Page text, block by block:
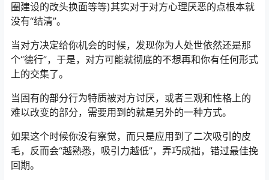
圈建设的改头换面等等)其实对于对方心理厌恶的点根本就
没有“结清”。
当对方决定给你机会的时候，发现你为人处世依然还是那
个“德行”，于是，对方可能就彻底的不想再和你有任何形式
上的交集了。
当固有的部分行为特质被对方讨厌，或者三观和性格上的
难以改变的部分，需要用到的就是另外的一种方式。
如果这个时候你没有察觉，而只是应用到了二次吸引的皮
毛，反而会“越熟悉，吸引力越低”，弄巧成拙，错过最佳挽
回期。